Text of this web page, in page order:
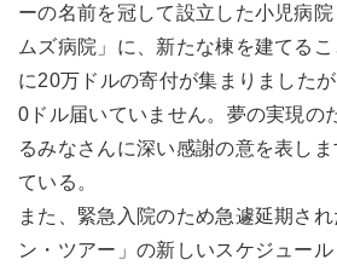
ーの名前を冠して設立した小児病
ムズ病院」に、新たな棟を建てる
に20万ドルの寄付が集まりました
0ドル届いていません。夢の実現の
るみなさんに深い感謝の意を表し
ている。
また、緊急入院のため急遽延期さ
ン・ツアー」の新しいスケジュー